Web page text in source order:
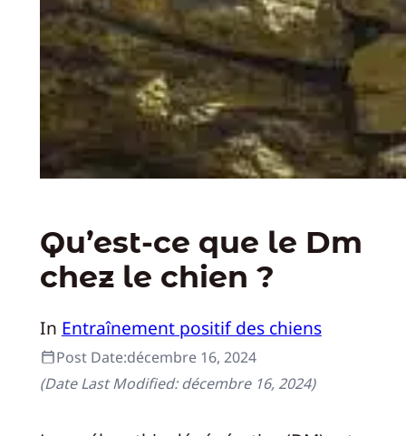
Qu’est-ce que le Dm
chez le chien ?
In Entraînement positif des chiens
Post Date:décembre 16, 2024
(Date Last Modified:décembre 16, 2024)